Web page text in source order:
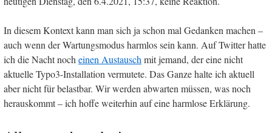
In diesem Kontext kann man sich ja schon mal Gedanken machen –
auch wenn der Wartungsmodus harmlos sein kann. Auf Twitter hatte
ich die Nacht noch einen Austausch mit jemand, der eine nicht
aktuelle Typo3-Installation vermutete. Das Ganze halte ich aktuell
aber nicht für belastbar. Wir werden abwarten müssen, was noch
herauskommt – ich hoffe weiterhin auf eine harmlose Erklärung.